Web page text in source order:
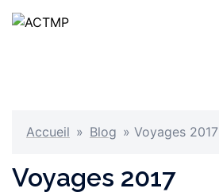
Aller
au
Accueil » Blog » Voyages 2017
Voyages 2017